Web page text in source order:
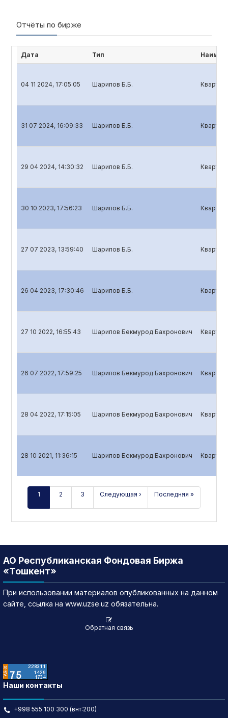
Отчёты по бирже
Дата Тип
04 11 2024, 17:05:05 Шарипов Б.Б.
31 07 2024, 16:09:33 Шарипов Б.Б.
29 04 2024, 14:30:32 Шарипов Б.Б.
30 10 2023, 17:56:23 Шарипов Б.Б.
27 07 2023, 13:59:40 Шарипов Б.Б.
26 04 2023, 17:30:46 Шарипов Б.Б.
27 10 2022, 16:55:43 Шарипов Бекмурод Бахронович
26 07 2022, 17:59:25 Шарипов Бекмурод Бахронович
28 04 2022, 17:15:05 Шарипов Бекмурод Бахронович
28 10 2021, 11:36:15 Шарипов Бекмурод Бахронович
1 2 3 Следующая › Последняя »
АО Республиканская Фондовая Биржа
«Тошкент»
При использовании материалов опубликованных на данном
сайте, ссылка на www.uzse.uz обязательна.
Обратная связь
Наши контакты
+998 555 100 300 (внт:200)